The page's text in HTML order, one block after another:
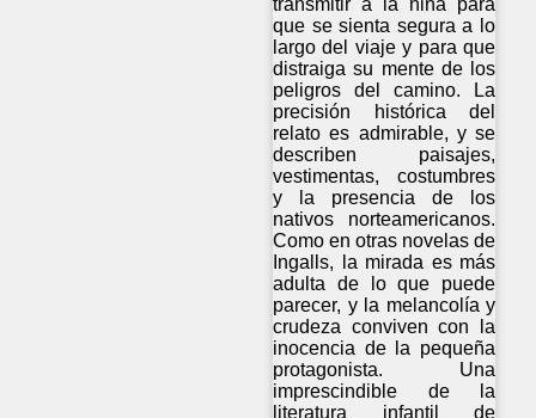
que se sienta segura a lo
largo del viaje y para que
distraiga su mente de los
peligros del camino. La
precisión histórica del
relato es admirable, y se
describen paisajes,
vestimentas, costumbres
y la presencia de los
nativos norteamericanos.
Como en otras novelas de
Ingalls, la mirada es más
adulta de lo que puede
parecer, y la melancolía y
crudeza conviven con la
inocencia de la pequeña
protagonista. Una
imprescindible de la
literatura infantil de